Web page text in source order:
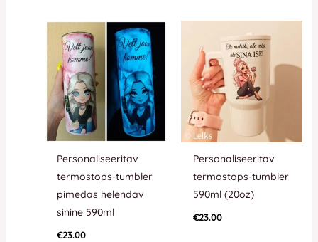
Personaliseeritav
termostops-tumbler
pimedas helendav
sinine 590ml
€23.00
Personaliseeritav
termostops-tumbler
590ml (20oz)
€23.00